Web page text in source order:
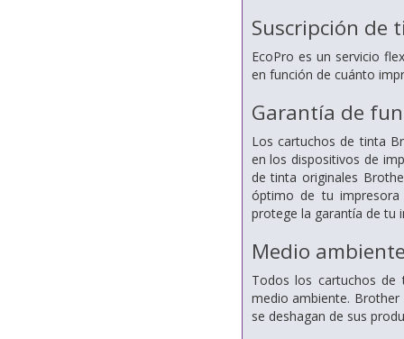
Suscripción de
EcoPro es un servicio
en función de cuánto
Garantía de
Los cartuchos de tinta
en los dispositivos de
de tinta originales
óptimo de tu
protege la garantía de tu
Medio
Todos los cartuchos
medio ambiente.
se deshagan de sus